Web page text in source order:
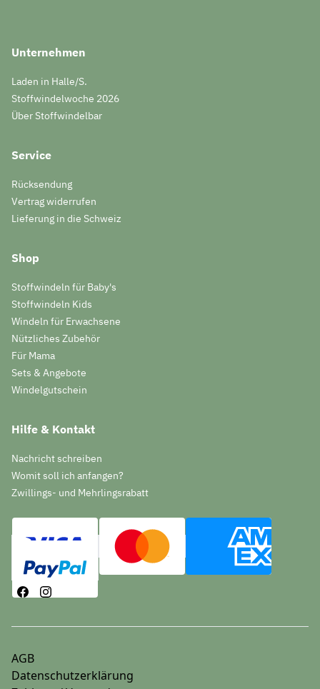
Unternehmen
Laden in Halle/S.
Stoffwindelwoche 2026
Über Stoffwindelbar
Service
Rücksendung
Vertrag widerrufen
Lieferung in die Schweiz
Shop
Stoffwindeln für Baby's
Stoffwindeln Kids
Windeln für Erwachsene
Nützliches Zubehör
Für Mama
Sets & Angebote
Windelgutschein
Hilfe & Kontakt
Nachricht schreiben
Womit soll ich anfangen?
Zwillings- und Mehrlingsrabatt
AGB
Datenschutzerklärung